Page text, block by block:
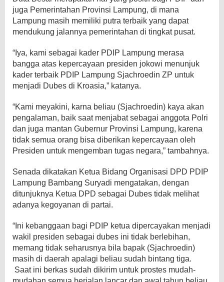
juga Pemerintahan Provinsi Lampung, di mana
Lampung masih memiliki putra terbaik yang dapat
mendukung jalannya pemerintahan di tingkat pusat.
“Iya, kami sebagai kader PDIP Lampung merasa
bangga atas kepercayaan presiden jokowi menunjuk
kader terbaik PDIP Lampung Sjachroedin ZP untuk
menjadi Dubes di Kroasia,” katanya.
“Kami meyakini, karna beliau (Sjachroedin) kaya akan
pengalaman, baik saat menjabat sebagai anggota Polri
dan juga mantan Gubernur Provinsi Lampung, karena
tidak semua orang bisa diberikan kepercayaan oleh
Presiden untuk mengemban tugas negara,” tambahnya.
Senada dikatakan Ketua Bidang Organisasi DPD PDIP
Lampung Bambang Suryadi mengatakan, dengan
ditunjuknya Ketua DPD sebagai Dubes tidak melihat
adanya kegoyanan di partai.
“Ini kebanggaan bagi PDIP ketua dipercayakan menjadi
wakil presiden sebagai dubes ini tidak berlebihan,
memang tidak seharusnya bila bapak (Sjachroedin)
masih di daerah apalagi beliau sudah bintang tiga.
Saat ini berkas sudah dikirim untuk prostes mudah-